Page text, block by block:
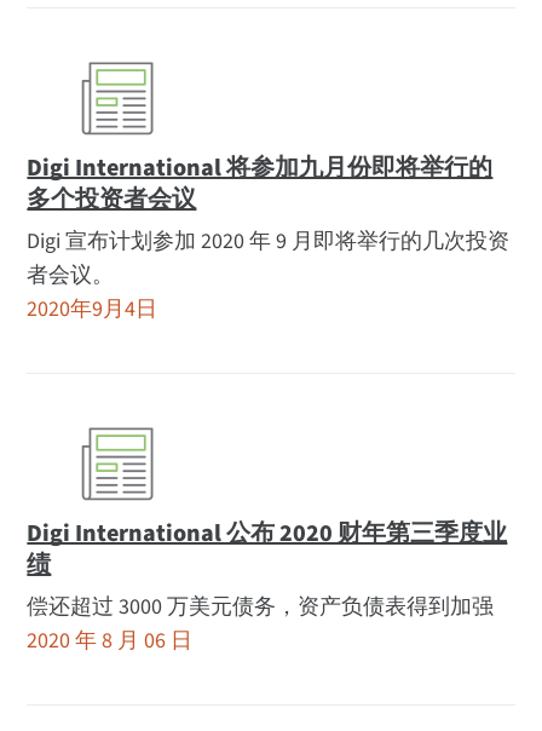
Digi International 将参加九月份即将举行的
多个投资者会议
Digi 宣布计划参加 2020 年 9 月即将举行的几次投资
者会议。
2020年9月4日
Digi International 公布 2020 财年第三季度业
绩
偿还超过 3000 万美元债务，资产负债表得到加强
2020 年 8 月 06 日